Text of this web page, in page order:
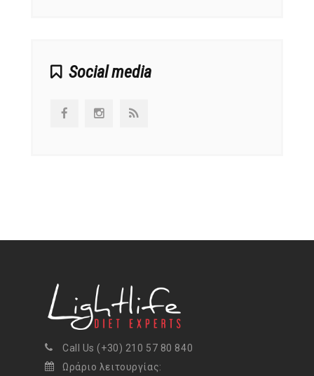
Social media
Call Us (+30) 210 57 80 840
Ωράριο λειτουργίας: